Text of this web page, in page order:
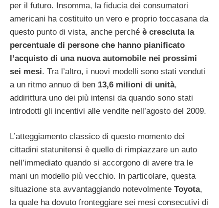
per il futuro. Insomma, la fiducia dei consumatori
americani ha costituito un vero e proprio toccasana da
questo punto di vista, anche perché è cresciuta la
percentuale di persone che hanno pianificato
l’acquisto di una nuova automobile nei prossimi
sei mesi. Tra l’altro, i nuovi modelli sono stati venduti
a un ritmo annuo di ben 13,6 milioni di unità,
addirittura uno dei più intensi da quando sono stati
introdotti gli incentivi alle vendite nell’agosto del 2009.
L’atteggiamento classico di questo momento dei
cittadini statunitensi è quello di rimpiazzare un auto
nell’immediato quando si accorgono di avere tra le
mani un modello più vecchio. In particolare, questa
situazione sta avvantaggiando notevolmente Toyota,
la quale ha dovuto fronteggiare sei mesi consecutivi di